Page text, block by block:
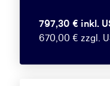
797,30 € inkl.
670,00 € zzgl.